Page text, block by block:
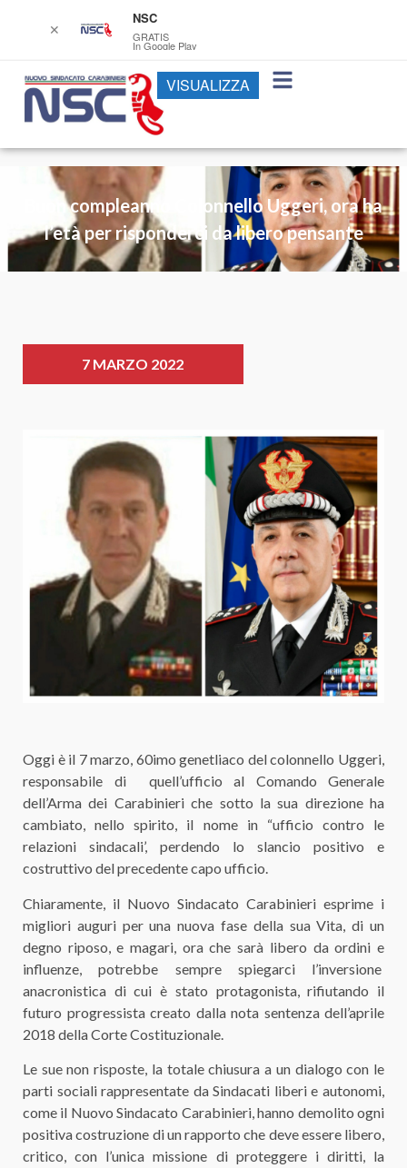
Buon compleanno Colonnello Uggeri, ora ha
l’età per risponderci da libero pensante
7 MARZO 2022
Oggi è il 7 marzo, 60imo genetliaco del colonnello Uggeri,
responsabile di quell’ufficio al Comando Generale
dell’Arma dei Carabinieri che sotto la sua direzione ha
cambiato, nello spirito, il nome in “ufficio contro le
relazioni sindacali’, perdendo lo slancio positivo e
costruttivo del precedente capo ufficio.
Chiaramente, il Nuovo Sindacato Carabinieri esprime i
migliori auguri per una nuova fase della sua Vita, di un
degno riposo, e magari, ora che sarà libero da ordini e
influenze, potrebbe sempre spiegarci l’inversione
anacronistica di cui è stato protagonista, rifiutando il
futuro progressista creato dalla nota sentenza dell’aprile
2018 della Corte Costituzionale.
Le sue non risposte, la totale chiusura a un dialogo con le
parti sociali rappresentate da Sindacati liberi e autonomi,
come il Nuovo Sindacato Carabinieri, hanno demolito ogni
positiva costruzione di un rapporto che deve essere libero,
critico, con l’unica missione di proteggere i diritti, la
✕
NSC
GRATIS
In Google Play
VISUALIZZA